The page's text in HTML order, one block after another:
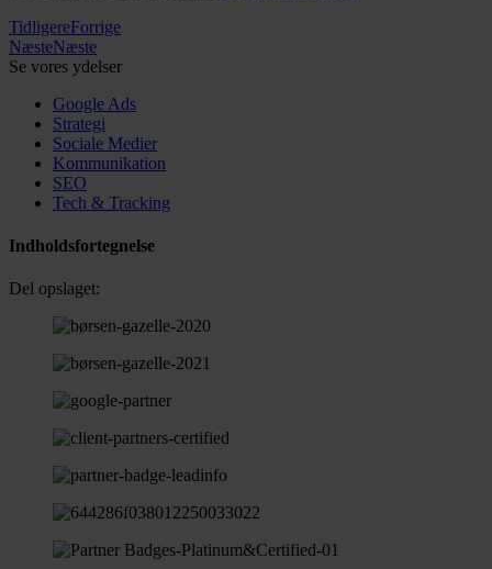
TidligereForrige
NæsteNæste
Se vores ydelser
Google Ads
Strategi
Sociale Medier
Kommunikation
SEO
Tech & Tracking
Indholdsfortegnelse
Del opslaget: